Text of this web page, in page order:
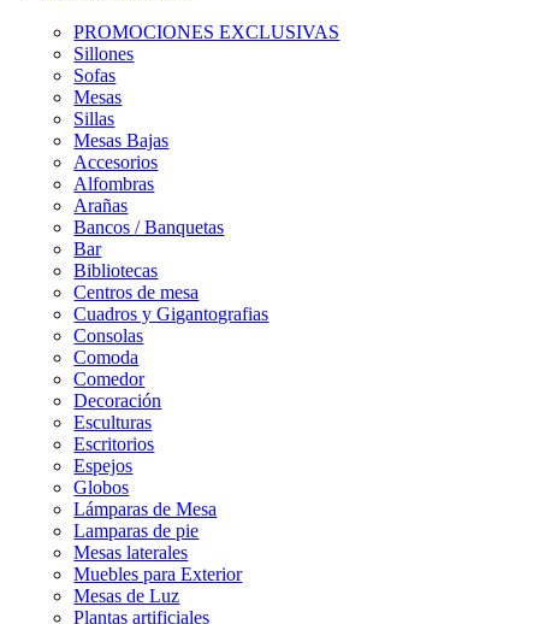
PROMOCIONES EXCLUSIVAS
Sillones
Sofas
Mesas
Sillas
Mesas Bajas
Accesorios
Alfombras
Arañas
Bancos / Banquetas
Bar
Bibliotecas
Centros de mesa
Cuadros y Gigantografias
Consolas
Comoda
Comedor
Decoración
Esculturas
Escritorios
Espejos
Globos
Lámparas de Mesa
Lamparas de pie
Mesas laterales
Muebles para Exterior
Mesas de Luz
Plantas artificiales